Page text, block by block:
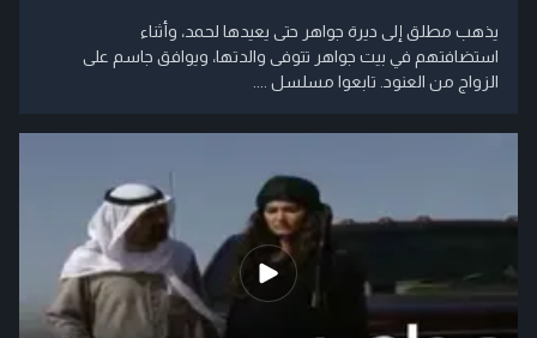
يذهب مطلق إلى ديرة جواهر حتى يعيدها لحمد، وأثناء
استضافتهم في بيت جواهر تتوفى والدتها، ويوافق جاسم على
الزواج من العنود. تابعوا مسلسل ....